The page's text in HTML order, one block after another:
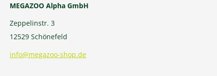
MEGAZOO Alpha GmbH
Zeppelinstr. 3
12529 Schönefeld
info@megazoo-shop.de